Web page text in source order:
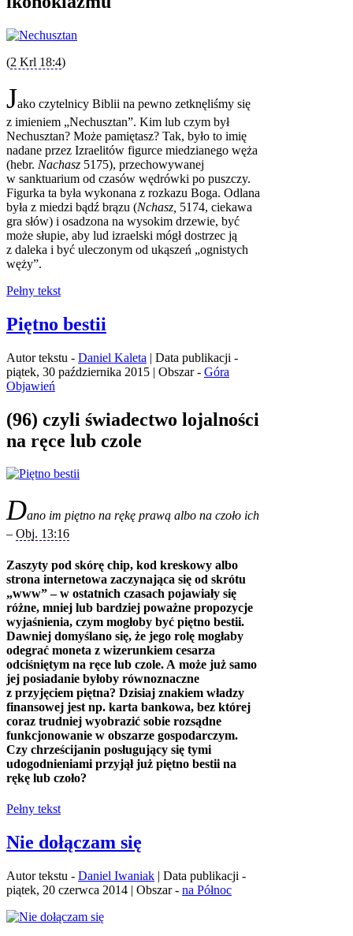
(2 Krl 18:4)
Jako czytelnicy Biblii na pewno zetknęliśmy się
z imieniem „Nechusztan”. Kim lub czym był
Nechusztan? Może pamiętasz? Tak, było to imię
nadane przez Izraelitów figurce miedzianego węża
(hebr. Nachasz 5175), przechowywanej
w sanktuarium od czasów wędrówki po puszczy.
Figurka ta była wykonana z rozkazu Boga. Odlana
była z miedzi bądź brązu (Nchasz, 5174, ciekawa
gra słów) i osadzona na wysokim drzewie, być
może słupie, aby lud izraelski mógł dostrzec ją
z daleka i być uleczonym od ukąszeń „ognistych
węży”.
Pełny tekst
Piętno bestii
Autor tekstu - Daniel Kaleta | Data publikacji -
piątek, 30 października 2015 | Obszar - Góra
Objawień
(96) czyli świadectwo lojalności
na ręce lub czole
Dano im piętno na rękę prawą albo na czoło ich
– Obj. 13:16
Zaszyty pod skórę chip, kod kreskowy albo
strona internetowa zaczynająca się od skrótu
„www” – w ostatnich czasach pojawiały się
różne, mniej lub bardziej poważne propozycje
wyjaśnienia, czym mogłoby być piętno bestii.
Dawniej domyślano się, że jego rolę mogłaby
odegrać moneta z wizerunkiem cesarza
odciśniętym na ręce lub czole. A może już samo
jej posiadanie byłoby równoznaczne
z przyjęciem piętna? Dzisiaj znakiem władzy
finansowej jest np. karta bankowa, bez której
coraz trudniej wyobrazić sobie rozsądne
funkcjonowanie w obszarze gospodarczym.
Czy chrześcijanin posługujący się tymi
udogodnieniami przyjął już piętno bestii na
rękę lub czoło?
Pełny tekst
Nie dołączam się
Autor tekstu - Daniel Iwaniak | Data publikacji -
piątek, 20 czerwca 2014 | Obszar - na Północ